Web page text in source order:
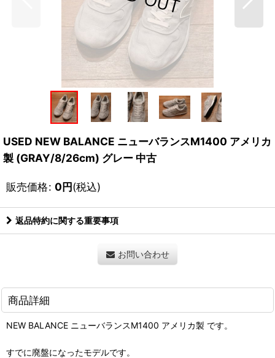
USED NEW BALANCE ニューバランスM1400 アメリカ
製 (GRAY/8/26cm) グレー 中古
販売価格: 0円(税込)
返品特約に関する重要事項
お問い合わせ
商品詳細
NEW BALANCE ニューバランスM1400 アメリカ製 です。
すでに廃盤になったモデルです。